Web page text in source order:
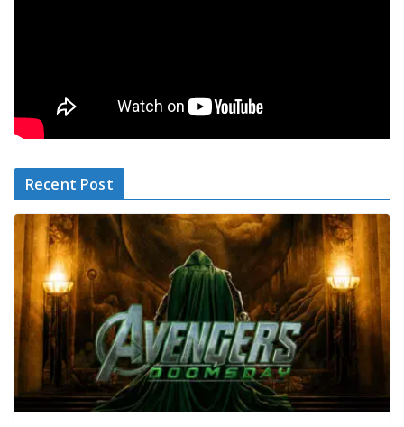
Recent Post